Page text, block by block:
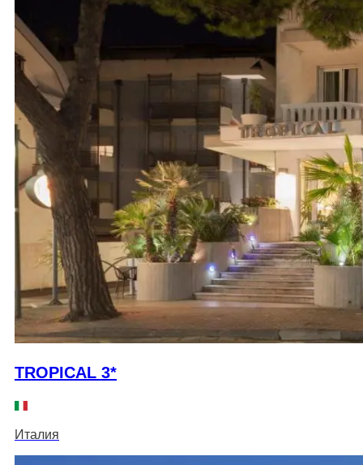
TROPICAL 3*
Италия